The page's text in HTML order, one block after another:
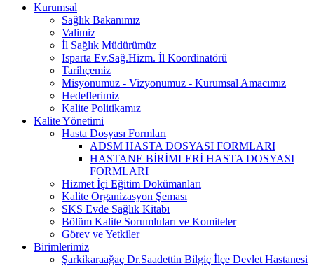
Kurumsal
Sağlık Bakanımız
Valimiz
İl Sağlık Müdürümüz
Isparta Ev.Sağ.Hizm. İl Koordinatörü
Tarihçemiz
Misyonumuz - Vizyonumuz - Kurumsal Amacımız
Hedeflerimiz
Kalite Politikamız
Kalite Yönetimi
Hasta Dosyası Formları
ADSM HASTA DOSYASI FORMLARI
HASTANE BİRİMLERİ HASTA DOSYASI
FORMLARI
Hizmet İçi Eğitim Dokümanları
Kalite Organizasyon Şeması
SKS Evde Sağlık Kitabı
Bölüm Kalite Sorumluları ve Komiteler
Görev ve Yetkiler
Birimlerimiz
Şarkikaraağaç Dr.Saadettin Bilgiç İlçe Devlet Hastanesi